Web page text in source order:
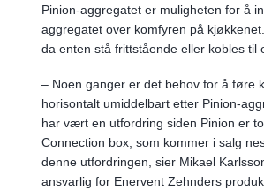
Pinion-aggregatet er muligheten for å
aggregatet over komfyren på
da enten stå frittstående eller kobles til
– Noen ganger er det behov for å føre
horisontalt umiddelbart etter Pinion-
har vært en utfordring siden Pinion er
Connection box, som kommer i salg
denne utfordringen, sier Mikael
ansvarlig for Enervent Zehnders